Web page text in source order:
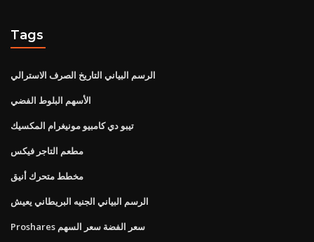
Tags
الرسم البياني التاريخ الصرف الاسترالي
الأسهم البلوط الفضي
تيبو دي كامبيو مونيغرام المكسيك
مطعم التاجر فيكس
مخطط متحرك أنيق
الرسم البياني الجنيه البريطاني يعيش
Proshares سعر الفضة سعر السهم